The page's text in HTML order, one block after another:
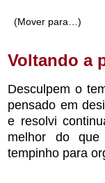
Voltando a
Desculpem o
pensado em
e resolvi
melhor do
tempinho para